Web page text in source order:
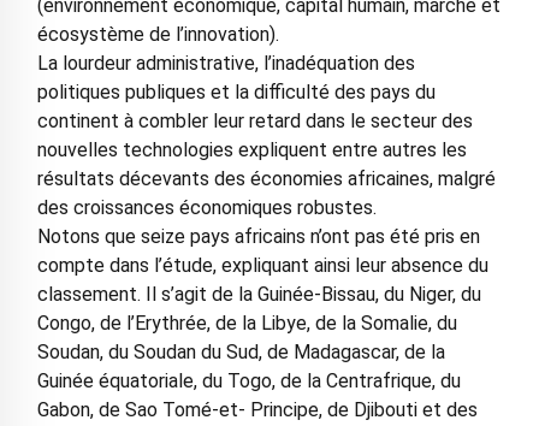
(environnement économique, capital humain, marché et
écosystème de l’innovation).
La lourdeur administrative, l’inadéquation des
politiques publiques et la difficulté des pays du
continent à combler leur retard dans le secteur des
nouvelles technologies expliquent entre autres les
résultats décevants des économies africaines, malgré
des croissances économiques robustes.
Notons que seize pays africains n’ont pas été pris en
compte dans l’étude, expliquant ainsi leur absence du
classement. Il s’agit de la Guinée-Bissau, du Niger, du
Congo, de l’Erythrée, de la Libye, de la Somalie, du
Soudan, du Soudan du Sud, de Madagascar, de la
Guinée équatoriale, du Togo, de la Centrafrique, du
Gabon, de Sao Tomé-et- Principe, de Djibouti et des